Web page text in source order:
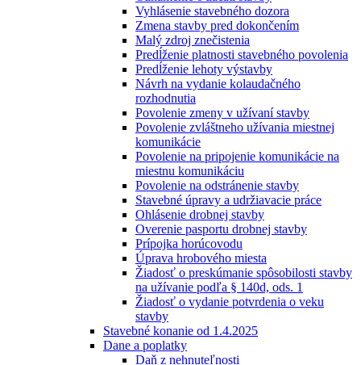
Vyhlásenie stavebného dozora
Zmena stavby pred dokončením
Malý zdroj znečistenia
Predĺženie platnosti stavebného povolenia
Predĺženie lehoty výstavby
Návrh na vydanie kolaudačného
rozhodnutia
Povolenie zmeny v užívaní stavby
Povolenie zvláštneho užívania miestnej
komunikácie
Povolenie na pripojenie komunikácie na
miestnu komunikáciu
Povolenie na odstránenie stavby
Stavebné úpravy a udržiavacie práce
Ohlásenie drobnej stavby
Overenie pasportu drobnej stavby
Prípojka horúcovodu
Úprava hrobového miesta
Žiadosť o preskúmanie spôsobilosti stavby
na užívanie podľa § 140d, ods. 1
Žiadosť o vydanie potvrdenia o veku
stavby
Stavebné konanie od 1.4.2025
Dane a poplatky
Daň z nehnuteľnosti